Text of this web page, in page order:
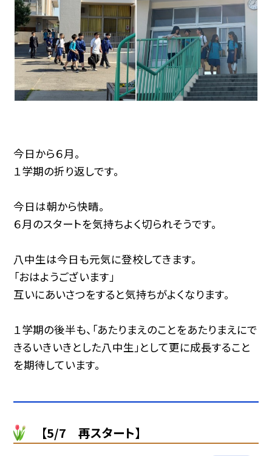
今日から６月。
１学期の折り返しです。
今日は朝から快晴。
６月のスタートを気持ちよく切られそうです。
八中生は今日も元気に登校してきます。
「おはようございます」
互いにあいさつをすると気持ちがよくなります。
１学期の後半も、「あたりまえのことをあたりまえにで
きるいきいきとした八中生」として更に成長すること
を期待しています。
【5/7 再スタート】